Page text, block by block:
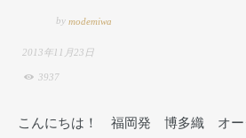
by modemiwa
2013年11月23日
3937
こんにちは！ 福岡発 博多織 オー